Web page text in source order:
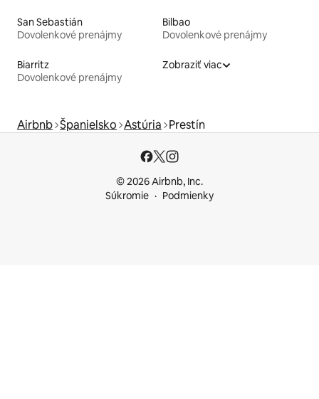
San Sebastián
Dovolenkové prenájmy
Bilbao
Dovolenkové prenájmy
Biarritz
Dovolenkové prenájmy
Zobraziť viac
Airbnb Španielsko Astúria Prestín
© 2026 Airbnb, Inc.
Súkromie
Podmienky